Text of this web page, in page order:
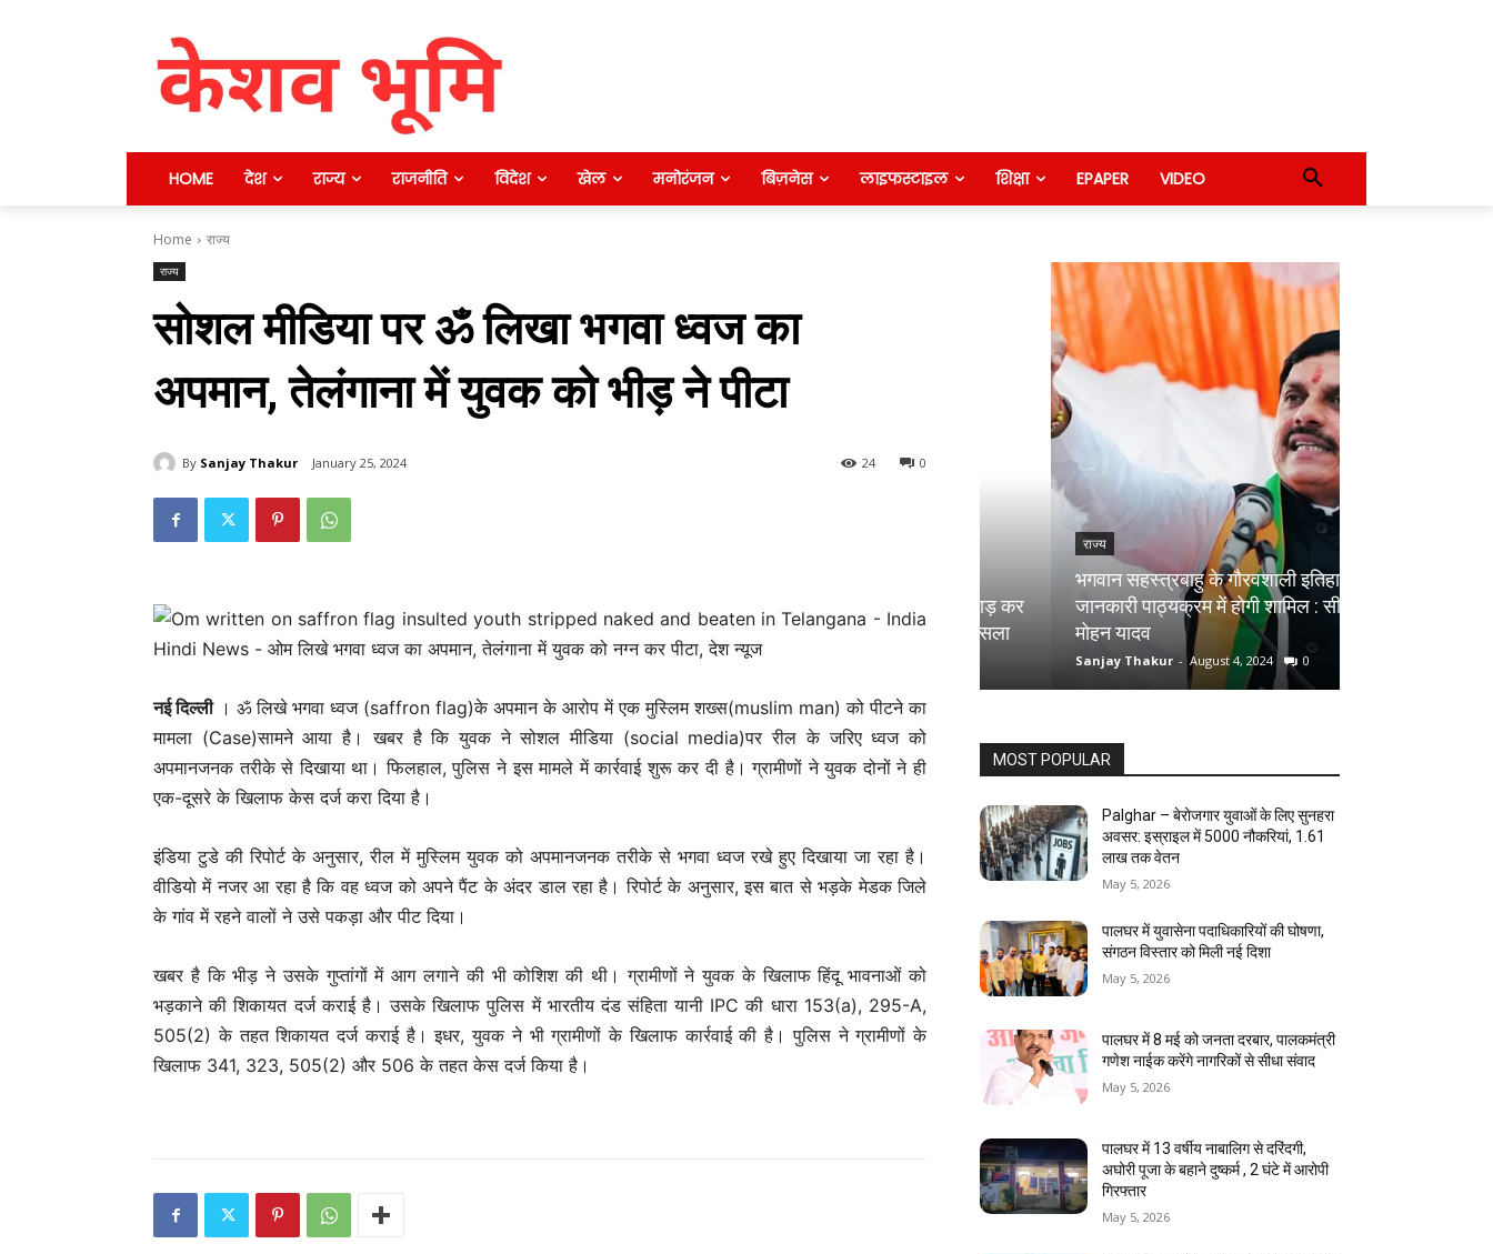
HOME देश राज्य राजनीति विदेश खेल मनोरंजन बिज़नेस लाइफस्टाइल शिक्षा EPAPER VIDEO
Home राज्य
राज्य
सोशल मीडिया पर ॐ लिखा भगवा ध्‍वज का
अपमान, तेलंगाना में युवक को भीड़ ने पीटा
By Sanjay Thakur January 25, 2024 0
24
नई दिल्‍ली। ॐ लिखे भगवा ध्वज (saffron flag)के अपमान के आरोप में एक मुस्लिम शख्स(muslim man) को पीटने का
मामला (Case)सामने आया है। खबर है कि युवक ने सोशल मीडिया (social media)पर रील के जरिए ध्वज को
अपमानजनक तरीके से दिखाया था। फिलहाल, पुलिस ने इस मामले में कार्रवाई शुरू कर दी है। ग्रामीणों ने युवक दोनों ने ही
एक-दूसरे के खिलाफ केस दर्ज करा दिया है।
इंडिया टुडे की रिपोर्ट के अनुसार, रील में मुस्लिम युवक को अपमानजनक तरीके से भगवा ध्वज रखे हुए दिखाया जा रहा है।
वीडियो में नजर आ रहा है कि वह ध्वज को अपने पैंट के अंदर डाल रहा है। रिपोर्ट के अनुसार, इस बात से भड़के मेडक जिले
के गांव में रहने वालों ने उसे पकड़ा और पीट दिया।
खबर है कि भीड़ ने उसके गुप्तांगों में आग लगाने की भी कोशिश की थी। ग्रामीणों ने युवक के खिलाफ हिंदू भावनाओं को
भड़काने की शिकायत दर्ज कराई है। उसके खिलाफ पुलिस में भारतीय दंड संहिता यानी IPC की धारा 153(a), 295-A,
505(2) के तहत शिकायत दर्ज कराई है। इधर, युवक ने भी ग्रामीणों के खिलाफ कार्रवाई की है। पुलिस ने ग्रामीणों के
खिलाफ 341, 323, 505(2) और 506 के तहत केस दर्ज किया है।
रहे; SC ने खूब सुनाया और दिया बड़ा फैसला
Sanjay Thakur - August 5, 2024
भगवान सहस्त्रबाहु के गौरवशाली इतिहास की
जानकारी पाठ्यक्रम में होगी शामिल : सीएम
मोहन यादव
Sanjay Thakur - August 4, 2024 0
MOST POPULAR
Palghar – बेरोजगार युवाओं के लिए सुनहरा
अवसर: इस्राइल में 5000 नौकरियां, ₹1.61
लाख तक वेतन
May 5, 2026
पालघर में युवासेना पदाधिकारियों की घोषणा,
संगठन विस्तार को मिली नई दिशा
May 5, 2026
पालघर में 8 मई को जनता दरबार, पालकमंत्री
गणेश नाईक करेंगे नागरिकों से सीधा संवाद
May 5, 2026
पालघर में 13 वर्षीय नाबालिग से दरिंदगी,
अघोरी पूजा के बहाने दुष्कर्म , 2 घंटे में आरोपी
गिरफ्तार
May 5, 2026